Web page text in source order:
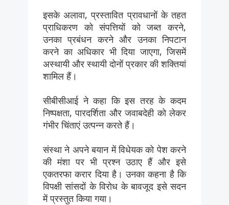
इसके अलावा, प्रस्तावित प्रावधानों के तहत
प्राधिकरण को संपत्तियों को जब्त करने,
उनका प्रबंधन करने और उनका निपटान
करने का अधिकार भी दिया जाएगा, जिसमें
अस्थायी और स्थायी दोनों प्रकार की शक्तियां
शामिल हैं।
सीबीसीआई ने कहा कि इस तरह के कदम
निष्पक्षता, पारदर्शिता और जवाबदेही को लेकर
गंभीर चिंताएं उत्पन्न करते हैं।
संस्था ने अपने बयान में विधेयक को पेश करने
की मंशा पर भी प्रश्न उठाए हैं और इसे
एकतरफा करार दिया है। उनका कहना है कि
विपक्षी सांसदों के विरोध के बावजूद इसे सदन
में प्रस्तुत किया गया।